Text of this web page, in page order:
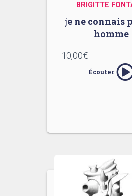
BRIGITTE
je ne connais
homme
10,00€
Écouter